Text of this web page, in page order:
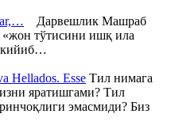
Дарвешлик Машраб
тўтисини ишқ ила
кийиб…
Hellados. Esse Тил нимага
яратишгами? Тил
эмасмиди? Биз